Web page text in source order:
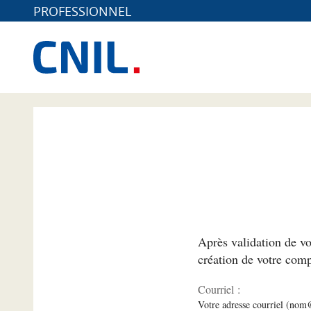
PROFESSIONNEL
Après validation de
création de votre
Courriel :
Votre adresse courriel